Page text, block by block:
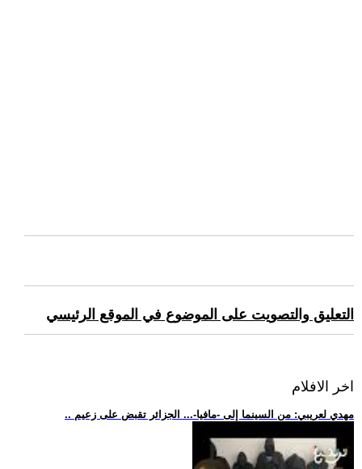
التعليق والتصويت على الموضوع في الموقع الرئيسي
اخر الافلام
.. مهدي لعريبي: من السينما إلى -مافيا-... الجزائر تقبض على زعيم